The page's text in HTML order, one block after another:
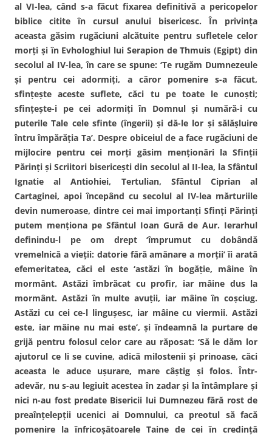
al VI-lea, când s-a făcut fixarea definitivă a pericopelor
biblice citite în cursul anului bisericesc. În privinţa
aceasta găsim rugăciuni alcătuite pentru sufletele celor
morţi şi în Evhologhiul lui Serapion de Thmuis (Egipt) din
secolul al IV-lea, în care se spune: ‘Te rugăm Dumnezeule
şi pentru cei adormiţi, a căror pomenire s-a făcut,
sfinţeşte aceste suflete, căci tu pe toate le cunoşti;
sfinţeşte-i pe cei adormiţi în Domnul şi numără-i cu
puterile Tale cele sfinte (îngerii) şi dă-le lor şi sălăşluire
întru împărăţia Ta’. Despre obiceiul de a face rugăciuni de
mijlocire pentru cei morţi găsim menţionări la Sfinţii
Părinţi şi Scriitori bisericeşti din secolul al II-lea, la Sfântul
Ignatie al Antiohiei, Tertulian, Sfântul Ciprian al
Cartaginei, apoi începând cu secolul al IV-lea mărturiile
devin numeroase, dintre cei mai importanţi Sfinţi Părinţi
putem menţiona pe Sfântul Ioan Gură de Aur. Ierarhul
definindu-l pe om drept ‘împrumut cu dobândă
vremelnică a vieţii: datorie fără amânare a morţii’ îi arată
efemeritatea, căci el este ‘astăzi în bogăţie, mâine în
mormânt. Astăzi îmbrăcat cu profir, iar mâine dus la
mormânt. Astăzi în multe avuţii, iar mâine în coşciug.
Astăzi cu cei ce-l linguşesc, iar mâine cu viermii. Astăzi
este, iar mâine nu mai este’, şi îndeamnă la purtare de
grijă pentru folosul celor care au răposat: ‘Să le dăm lor
ajutorul ce li se cuvine, adică milostenii şi prinoase, căci
aceasta le aduce uşurare, mare câştig şi folos. Într-
adevăr, nu s-au legiuit acestea în zadar şi la întâmplare şi
nici n-au fost predate Bisericii lui Dumnezeu fără rost de
preaînţelepţii ucenici ai Domnului, ca preotul să facă
pomenire la înfricoşătoarele Taine de cei în credinţă